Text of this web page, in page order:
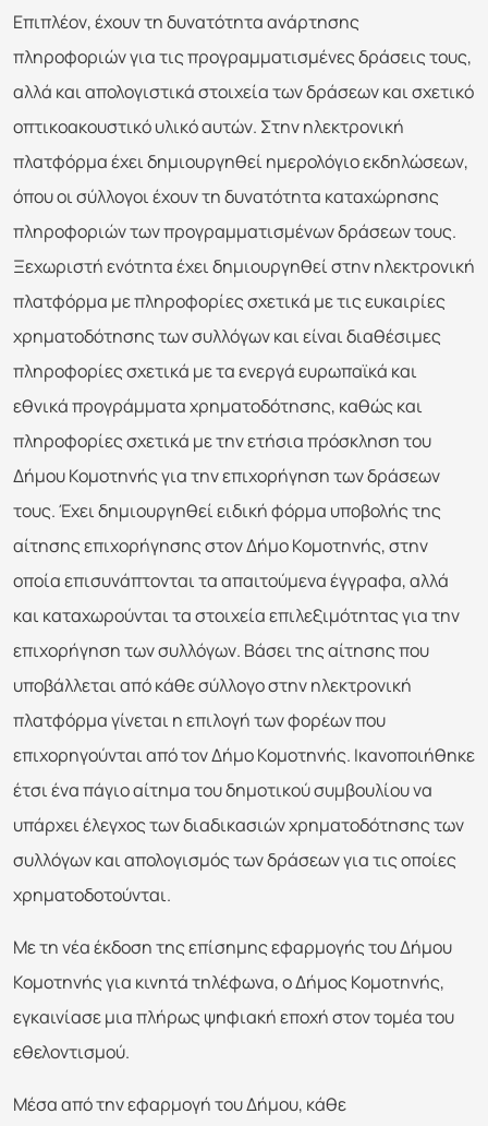
Επιπλέον, έχουν τη δυνατότητα ανάρτησης
πληροφοριών για τις προγραμματισμένες δράσεις τους,
αλλά και απολογιστικά στοιχεία των δράσεων και σχετικό
οπτικοακουστικό υλικό αυτών. Στην ηλεκτρονική
πλατφόρμα έχει δημιουργηθεί ημερολόγιο εκδηλώσεων,
όπου οι σύλλογοι έχουν τη δυνατότητα καταχώρησης
πληροφοριών των προγραμματισμένων δράσεων τους.
Ξεχωριστή ενότητα έχει δημιουργηθεί στην ηλεκτρονική
πλατφόρμα με πληροφορίες σχετικά με τις ευκαιρίες
χρηματοδότησης των συλλόγων και είναι διαθέσιμες
πληροφορίες σχετικά με τα ενεργά ευρωπαϊκά και
εθνικά προγράμματα χρηματοδότησης, καθώς και
πληροφορίες σχετικά με την ετήσια πρόσκληση του
Δήμου Κομοτηνής για την επιχορήγηση των δράσεων
τους. Έχει δημιουργηθεί ειδική φόρμα υποβολής της
αίτησης επιχορήγησης στον Δήμο Κομοτηνής, στην
οποία επισυνάπτονται τα απαιτούμενα έγγραφα, αλλά
και καταχωρούνται τα στοιχεία επιλεξιμότητας για την
επιχορήγηση των συλλόγων. Βάσει της αίτησης που
υποβάλλεται από κάθε σύλλογο στην ηλεκτρονική
πλατφόρμα γίνεται η επιλογή των φορέων που
επιχορηγούνται από τον Δήμο Κομοτηνής. Ικανοποιήθηκε
έτσι ένα πάγιο αίτημα του δημοτικού συμβουλίου να
υπάρχει έλεγχος των διαδικασιών χρηματοδότησης των
συλλόγων και απολογισμός των δράσεων για τις οποίες
χρηματοδοτούνται.
Με τη νέα έκδοση της επίσημης εφαρμογής του Δήμου
Κομοτηνής για κινητά τηλέφωνα, ο Δήμος Κομοτηνής,
εγκαινίασε μια πλήρως ψηφιακή εποχή στον τομέα του
εθελοντισμού.
Μέσα από την εφαρμογή του Δήμου, κάθε